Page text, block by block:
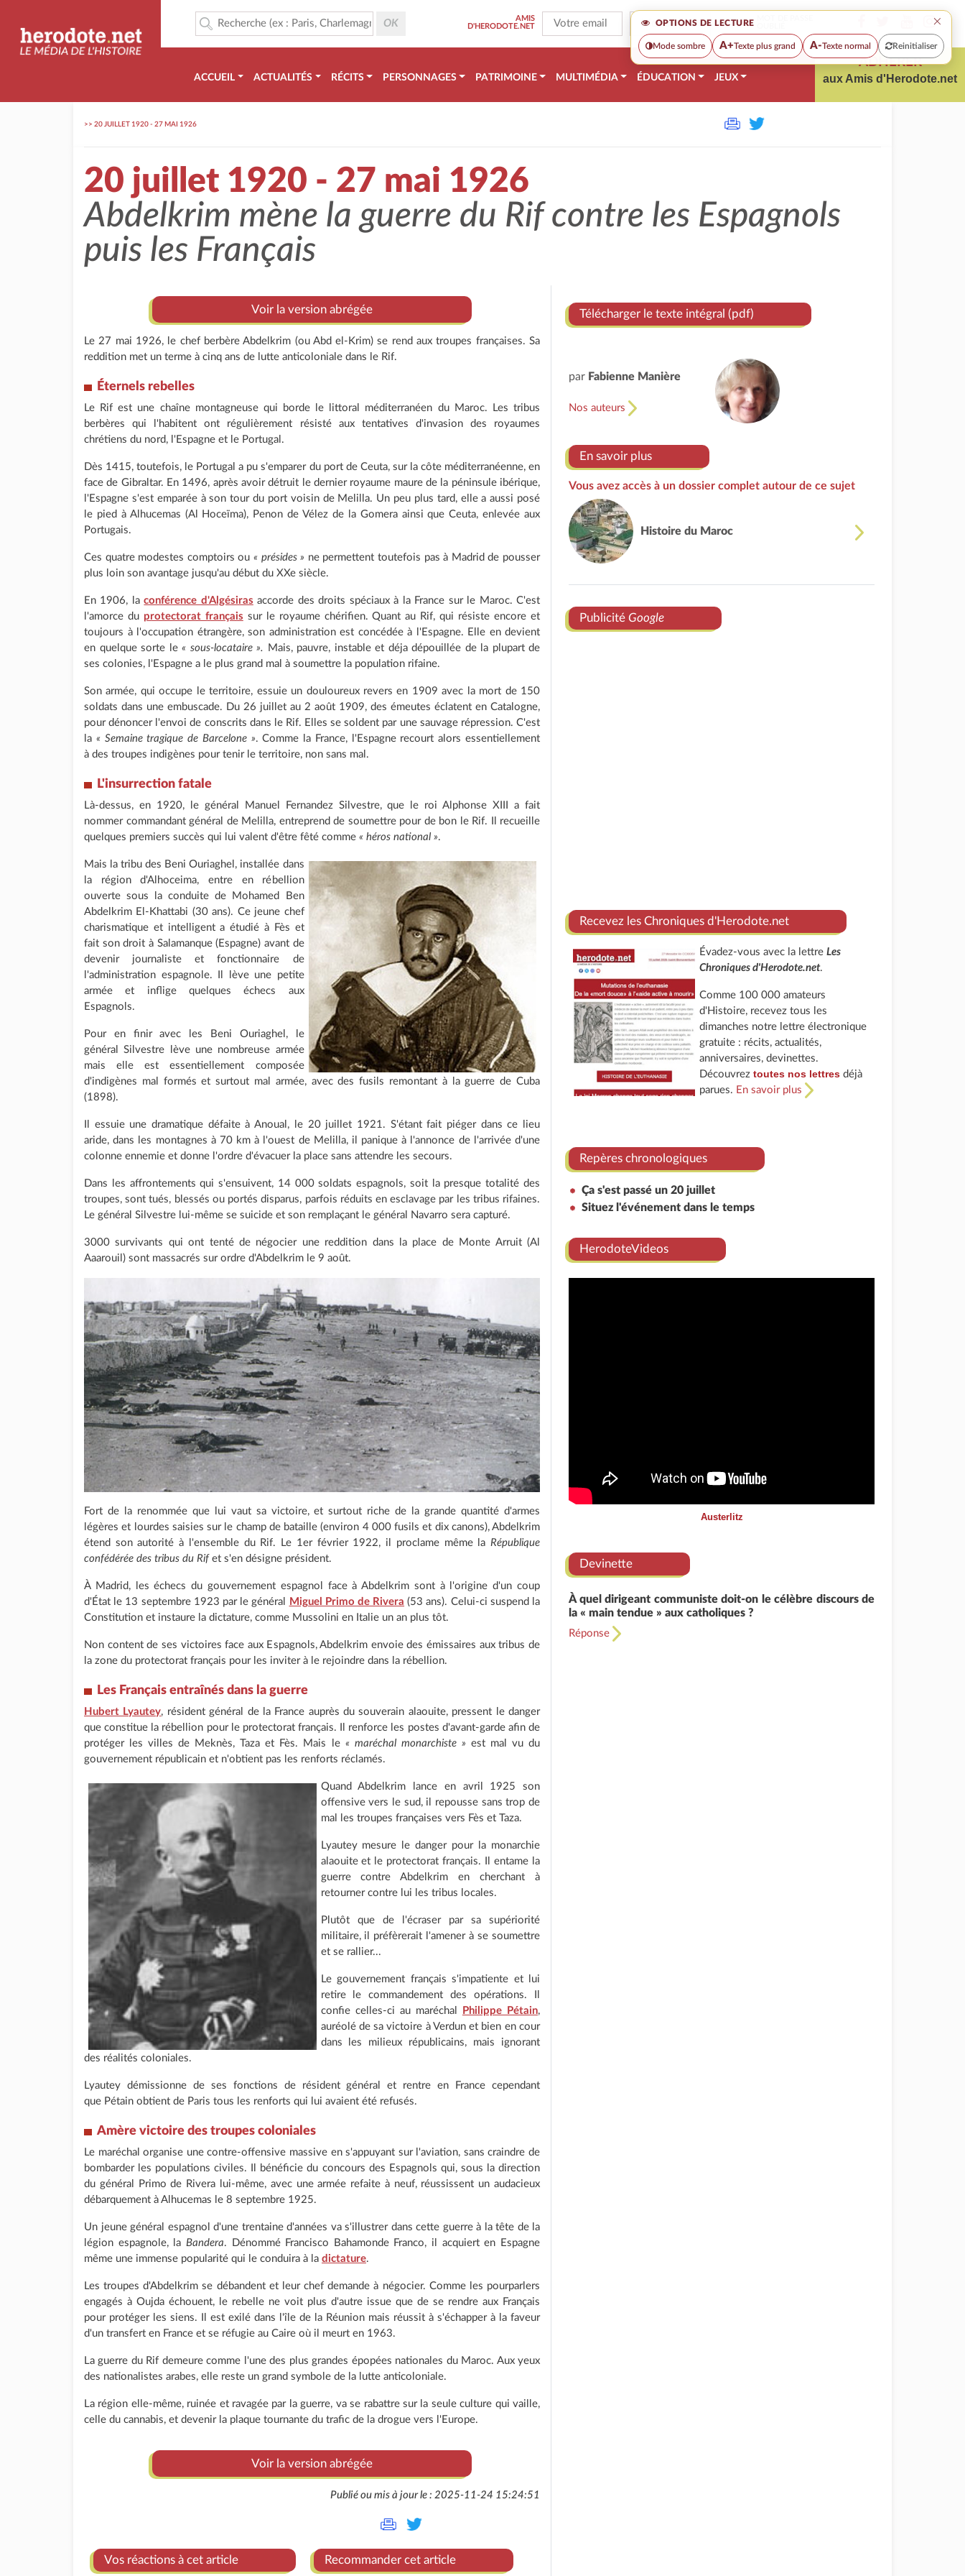
OPTIONS DE LECTURE ×
Mode sombre A+Texte plus grand A-Texte normal Reinitialiser
AMIS
D'HERODOTE.NET
ACCUEIL ACTUALITÉS RÉCITS PERSONNAGES PATRIMOINE MULTIMÉDIA ÉDUCATION JEUX
ADHÉRER
aux Amis d'Herodote.net
>> 20 JUILLET 1920 - 27 MAI 1926
20 juillet 1920 - 27 mai 1926
Abdelkrim mène la guerre du Rif contre les Espagnols
puis les Français
Voir la version abrégée
Le 27 mai 1926, le chef berbère Abdelkrim (ou Abd el-Krim) se rend aux troupes françaises. Sa
reddition met un terme à cinq ans de lutte anticoloniale dans le Rif.
Éternels rebelles
Le Rif est une chaîne montagneuse qui borde le littoral méditerranéen du Maroc. Les tribus
berbères qui l'habitent ont régulièrement résisté aux tentatives d'invasion des royaumes
chrétiens du nord, l'Espagne et le Portugal.
Dès 1415, toutefois, le Portugal a pu s'emparer du port de Ceuta, sur la côte méditerranéenne, en
face de Gibraltar. En 1496, après avoir détruit le dernier royaume maure de la péninsule ibérique,
l'Espagne s'est emparée à son tour du port voisin de Melilla. Un peu plus tard, elle a aussi posé
le pied à Alhucemas (Al Hoceïma), Penon de Vélez de la Gomera ainsi que Ceuta, enlevée aux
Portugais.
Ces quatre modestes comptoirs ou « présides » ne permettent toutefois pas à Madrid de pousser
plus loin son avantage jusqu'au début du XXe siècle.
En 1906, laconférence d'Algésiras accorde des droits spéciaux à la France sur le Maroc. C'est
l'amorce du protectorat français sur le royaume chérifien. Quant au Rif, qui résiste encore et
toujours à l'occupation étrangère, son administration est concédée à l'Espagne. Elle en devient
en quelque sorte le « sous-locataire ». Mais, pauvre, instable et déja dépouillée de la plupart de
ses colonies, l'Espagne a le plus grand mal à soumettre la population rifaine.
Son armée, qui occupe le territoire, essuie un douloureux revers en 1909 avec la mort de 150
soldats dans une embuscade. Du 26 juillet au 2 août 1909, des émeutes éclatent en Catalogne,
pour dénoncer l'envoi de conscrits dans le Rif. Elles se soldent par une sauvage répression. C'est
la « Semaine tragique de Barcelone ». Comme la France, l'Espagne recourt alors essentiellement
à des troupes indigènes pour tenir le territoire, non sans mal.
L'insurrection fatale
Là-dessus, en 1920, le général Manuel Fernandez Silvestre, que le roi Alphonse XIII a fait
nommer commandant général de Melilla, entreprend de soumettre pour de bon le Rif. Il recueille
quelques premiers succès qui lui valent d'être fêté comme « héros national ».
Mais la tribu des Beni Ouriaghel, installée dans
la région d'Alhoceima, entre en rébellion
ouverte sous la conduite de Mohamed Ben
Abdelkrim El-Khattabi (30 ans). Ce jeune chef
charismatique et intelligent a étudié à Fès et
fait son droit à Salamanque (Espagne) avant de
devenir journaliste et fonctionnaire de
l'administration espagnole. Il lève une petite
armée et inflige quelques échecs aux
Espagnols.
Pour en finir avec les Beni Ouriaghel, le
général Silvestre lève une nombreuse armée
mais elle est essentiellement composée
d'indigènes mal formés et surtout mal armée, avec des fusils remontant à la guerre de Cuba
(1898).
Il essuie une dramatique défaite à Anoual, le 20 juillet 1921. S'étant fait piéger dans ce lieu
aride, dans les montagnes à 70 km à l'ouest de Melilla, il panique à l'annonce de l'arrivée d'une
colonne ennemie et donne l'ordre d'évacuer la place sans attendre les secours.
Dans les affrontements qui s'ensuivent, 14 000 soldats espagnols, soit la presque totalité des
troupes, sont tués, blessés ou portés disparus, parfois réduits en esclavage par les tribus rifaines.
Le général Silvestre lui-même se suicide et son remplaçant le général Navarro sera capturé.
3000 survivants qui ont tenté de négocier une reddition dans la place de Monte Arruit (Al
Aaarouil) sont massacrés sur ordre d'Abdelkrim le 9 août.
Fort de la renommée que lui vaut sa victoire, et surtout riche de la grande quantité d'armes
légères et lourdes saisies sur le champ de bataille (environ 4 000 fusils et dix canons), Abdelkrim
étend son autorité à l'ensemble du Rif. Le 1er février 1922, il proclame même la République
confédérée des tribus du Rif et s'en désigne président.
À Madrid, les échecs du gouvernement espagnol face à Abdelkrim sont à l'origine d'un coup
d'État le 13 septembre 1923 par le général
Miguel Primo de Rivera (53 ans). Celui-ci suspend la
Constitution et instaure la dictature, comme Mussolini en Italie un an plus tôt.
Non content de ses victoires face aux Espagnols, Abdelkrim envoie des émissaires aux tribus de
la zone du protectorat français pour les inviter à le rejoindre dans la rébellion.
Les Français entraînés dans la guerre
Hubert Lyautey, résident général de la France auprès du souverain alaouite, pressent le danger
que constitue la rébellion pour le protectorat français. Il renforce les postes d'avant-garde afin de
protéger les villes de Meknès, Taza et Fès. Mais le « maréchal monarchiste » est mal vu du
gouvernement républicain et n'obtient pas les renforts réclamés.
Quand Abdelkrim lance en avril 1925 son
offensive vers le sud, il repousse sans trop de
mal les troupes françaises vers Fès et Taza.
Lyautey mesure le danger pour la monarchie
alaouite et le protectorat français. Il entame la
guerre contre Abdelkrim en cherchant à
retourner contre lui les tribus locales.
Plutôt que de l'écraser par sa supériorité
militaire, il préfèrerait l'amener à se soumettre
et se rallier...
Le gouvernement français s'impatiente et lui
retire le commandement des opérations. Il
confie celles-ci au maréchal
Philippe Pétain,
auréolé de sa victoire à Verdun et bien en cour
dans les milieux républicains, mais ignorant
des réalités coloniales.
Lyautey démissionne de ses fonctions de résident général et rentre en France cependant
que Pétain obtient de Paris tous les renforts qui lui avaient été refusés.
Amère victoire des troupes coloniales
Le maréchal organise une contre-offensive massive en s'appuyant sur l'aviation, sans craindre de
bombarder les populations civiles. Il bénéficie du concours des Espagnols qui, sous la direction
du général Primo de Rivera lui-même, avec une armée refaite à neuf, réussissent un audacieux
débarquement à Alhucemas le 8 septembre 1925.
Un jeune général espagnol d'une trentaine d'années va s'illustrer dans cette guerre à la tête de la
légion espagnole, la Bandera. Dénommé Francisco Bahamonde Franco, il acquiert en Espagne
même une immense popularité qui le conduira à la dictature.
Les troupes d'Abdelkrim se débandent et leur chef demande à négocier. Comme les pourparlers
engagés à Oujda échouent, le rebelle ne voit plus d'autre issue que de se rendre aux Français
pour protéger les siens. Il est exilé dans l'île de la Réunion mais réussit à s'échapper à la faveur
d'un transfert en France et se réfugie au Caire où il meurt en 1963.
La guerre du Rif demeure comme l'une des plus grandes épopées nationales du Maroc. Aux yeux
des nationalistes arabes, elle reste un grand symbole de la lutte anticoloniale.
La région elle-même, ruinée et ravagée par la guerre, va se rabattre sur la seule culture qui vaille,
celle du cannabis, et devenir la plaque tournante du trafic de la drogue vers l'Europe.
Voir la version abrégée
Publié ou mis à jour le : 2025-11-24 15:24:51
Vos réactions à cet article Recommander cet article
Télécharger le texte intégral (pdf)
par Fabienne Manière
Nos auteurs
En savoir plus
Vous avez accès à un dossier complet autour de ce sujet
Histoire du Maroc
Publicité Google
Recevez les Chroniques d'Herodote.net
Évadez-vous avec la lettreLes
Chroniques d'Herodote.net.
Comme 100 000 amateurs
d'Histoire, recevez tous les
dimanches notre lettre électronique
gratuite : récits, actualités,
anniversaires, devinettes.
Découvreztoutes nos lettres déjà
parues. En savoir plus
Repères chronologiques
Ça s'est passé un 20 juillet
Situez l'événement dans le temps
HerodoteVideos
Austerlitz
Devinette
À quel dirigeant communiste doit-on le célèbre discours de
la « main tendue » aux catholiques ?
Réponse